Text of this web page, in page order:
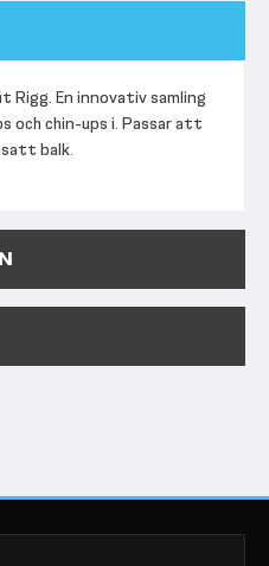
Rigg. En innovativ samling
och chin-ups i. Passar att
balk.